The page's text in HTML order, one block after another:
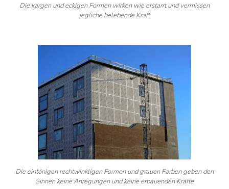
Die kargen und eckigen Formen wirken wie erstarrt und vermissen
jegliche belebende Kraft
Die eintönigen rechtwinkligen Formen und grauen Farben geben den
Sinnen keine Anregungen und keine erbauenden Kräfte